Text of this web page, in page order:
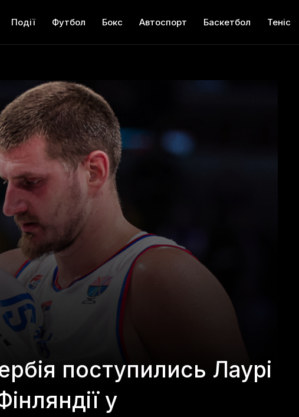
Події Футбол Бокс Автоспорт Баскетбол Теніс
поступились Лаурі
у